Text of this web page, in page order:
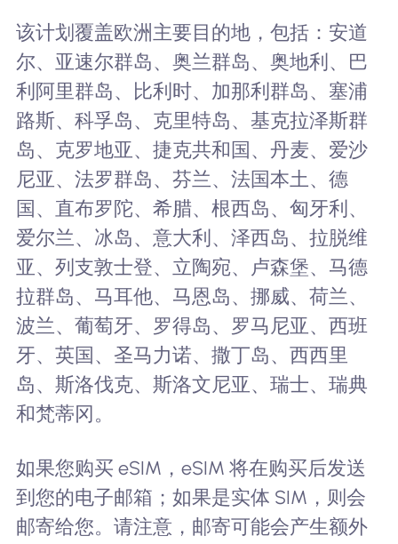
该计划覆盖欧洲主要目的地，包括：安道
尔、亚速尔群岛、奥兰群岛、奥地利、巴
利阿里群岛、比利时、加那利群岛、塞浦
路斯、科孚岛、克里特岛、基克拉泽斯群
岛、克罗地亚、捷克共和国、丹麦、爱沙
尼亚、法罗群岛、芬兰、法国本土、德
国、直布罗陀、希腊、根西岛、匈牙利、
爱尔兰、冰岛、意大利、泽西岛、拉脱维
亚、列支敦士登、立陶宛、卢森堡、马德
拉群岛、马耳他、马恩岛、挪威、荷兰、
波兰、葡萄牙、罗得岛、罗马尼亚、西班
牙、英国、圣马力诺、撒丁岛、西西里
岛、斯洛伐克、斯洛文尼亚、瑞士、瑞典
和梵蒂冈。
如果您购买 eSIM，eSIM 将在购买后发送
到您的电子邮箱；如果是实体 SIM，则会
邮寄给您。请注意，邮寄可能会产生额外